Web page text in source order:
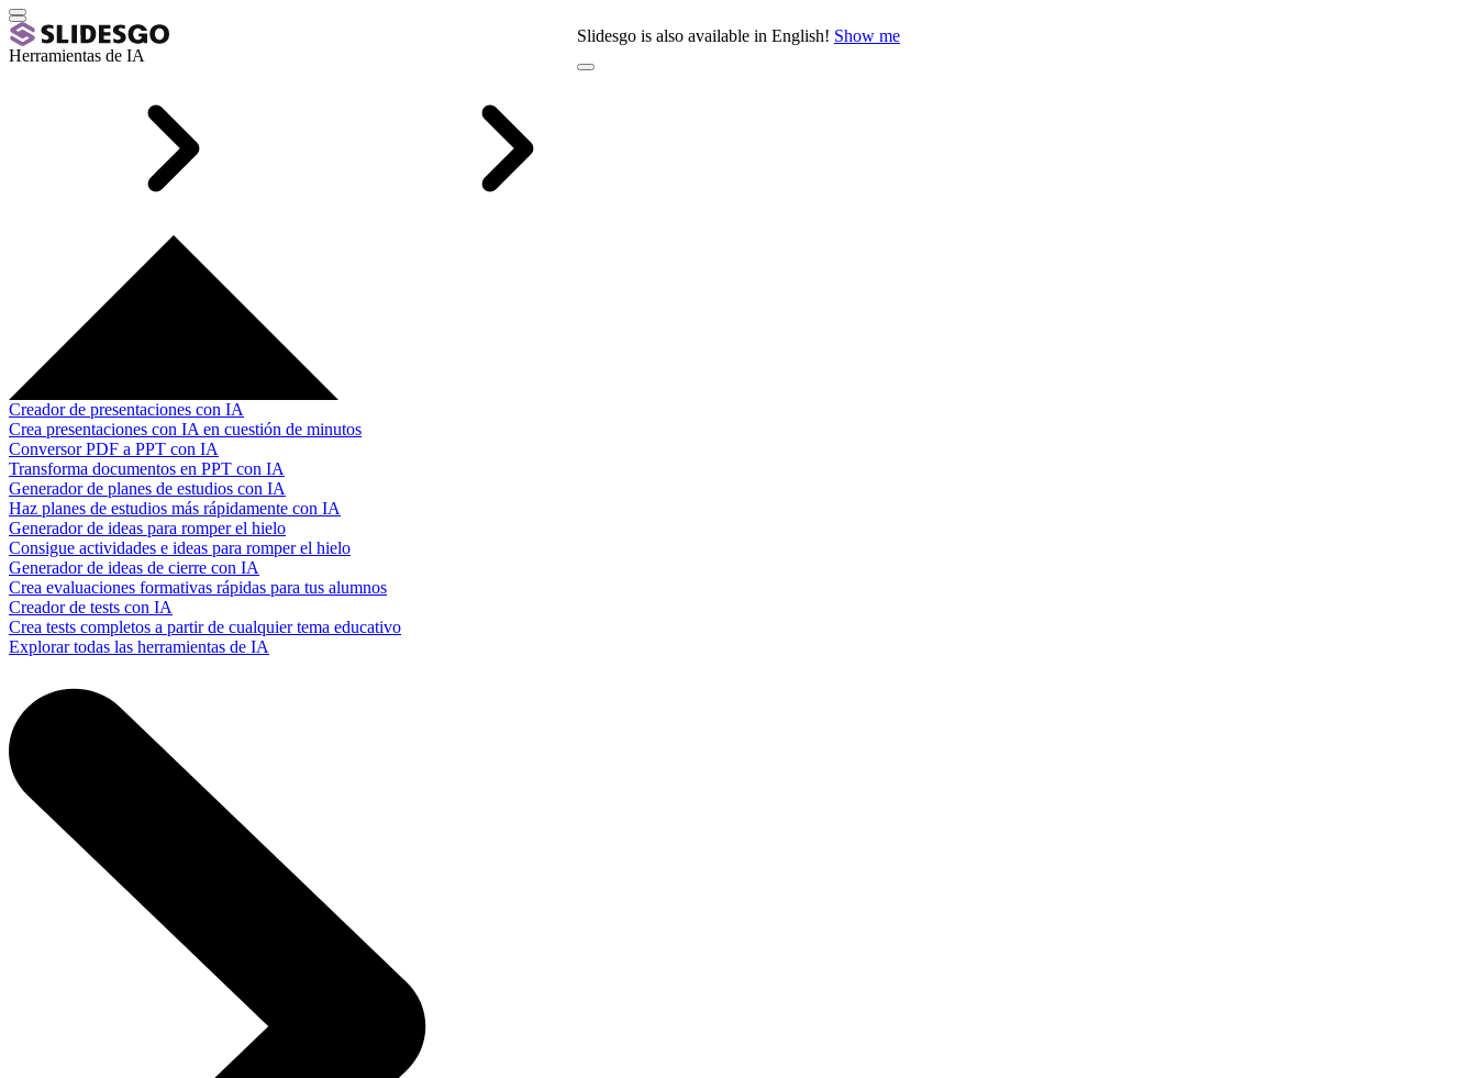
Slidesgo is also available in English! Show me
Herramientas de IA
Creador de presentaciones con IA
Crea presentaciones con IA en cuestión de minutos
Conversor PDF a PPT con IA
Transforma documentos en PPT con IA
Generador de planes de estudios con IA
Haz planes de estudios más rápidamente con IA
Generador de ideas para romper el hielo
Consigue actividades e ideas para romper el hielo
Generador de ideas de cierre con IA
Crea evaluaciones formativas rápidas para tus alumnos
Creador de tests con IA
Crea tests completos a partir de cualquier tema educativo
Explorar todas las herramientas de IA